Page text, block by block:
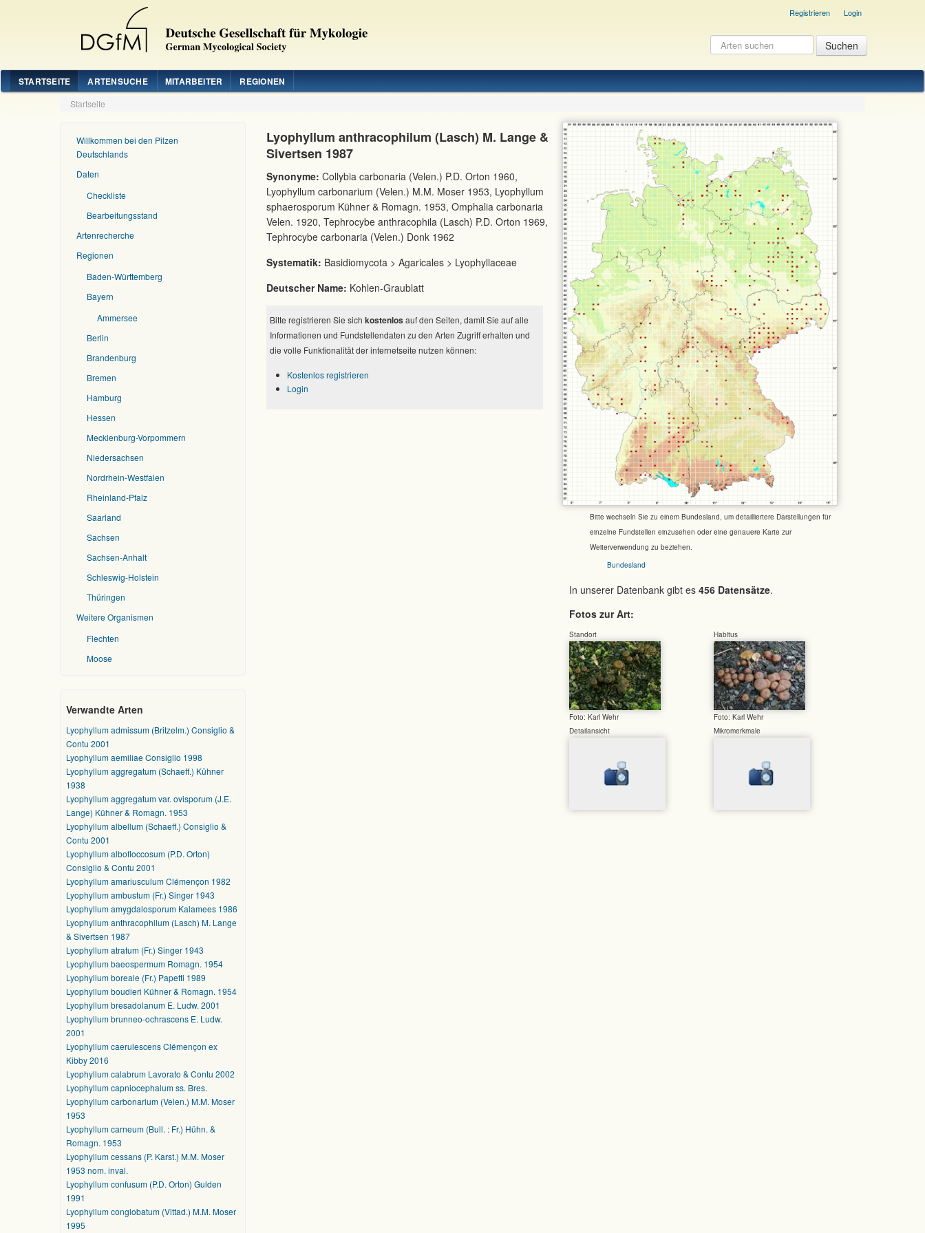
Registrieren Login
STARTSEITE ARTENSUCHE MITARBEITER REGIONEN
Startseite
Willkommen bei den Pilzen
Deutschlands
Daten
Checkliste
Bearbeitungsstand
Artenrecherche
Regionen
Baden-Württemberg
Bayern
Ammersee
Berlin
Brandenburg
Bremen
Hamburg
Hessen
Mecklenburg-Vorpommern
Niedersachsen
Nordrhein-Westfalen
Rheinland-Pfalz
Saarland
Sachsen
Sachsen-Anhalt
Schleswig-Holstein
Thüringen
Weitere Organismen
Flechten
Moose
Verwandte Arten
Lyophyllum admissum (Britzelm.) Consiglio &
Contu 2001
Lyophyllum aemiliae Consiglio 1998
Lyophyllum aggregatum (Schaeff.) Kühner
1938
Lyophyllum aggregatum var. ovisporum (J.E.
Lange) Kühner & Romagn. 1953
Lyophyllum albellum (Schaeff.) Consiglio &
Contu 2001
Lyophyllum albofloccosum (P.D. Orton)
Consiglio & Contu 2001
Lyophyllum amariusculum Clémençon 1982
Lyophyllum ambustum (Fr.) Singer 1943
Lyophyllum amygdalosporum Kalamees 1986
Lyophyllum anthracophilum (Lasch) M. Lange
& Sivertsen 1987
Lyophyllum atratum (Fr.) Singer 1943
Lyophyllum baeospermum Romagn. 1954
Lyophyllum boreale (Fr.) Papetti 1989
Lyophyllum boudieri Kühner & Romagn. 1954
Lyophyllum bresadolanum E. Ludw. 2001
Lyophyllum brunneo-ochrascens E. Ludw.
2001
Lyophyllum caerulescens Clémençon ex
Kibby 2016
Lyophyllum calabrum Lavorato & Contu 2002
Lyophyllum capniocephalum ss. Bres.
Lyophyllum carbonarium (Velen.) M.M. Moser
1953
Lyophyllum carneum (Bull. : Fr.) Hühn. &
Romagn. 1953
Lyophyllum cessans (P. Karst.) M.M. Moser
1953 nom. inval.
Lyophyllum confusum (P.D. Orton) Gulden
1991
Lyophyllum conglobatum (Vittad.) M.M. Moser
1995
Bitte wechseln Sie zu einem Bundesland, um detailliertere Darstellungen für
einzelne Fundstellen einzusehen oder eine genauere Karte zur
Weiterverwendung zu beziehen.
Bundesland
In unserer Datenbank gibt es 456 Datensätze.
Fotos zur Art:
Standort
Foto: Karl Wehr
Habitus
Foto: Karl Wehr
Detailansicht
Mikromerkmale
Lyophyllum anthracophilum (Lasch) M. Lange &
Sivertsen 1987
Synonyme: Collybia carbonaria (Velen.) P.D. Orton 1960,
Lyophyllum carbonarium (Velen.) M.M. Moser 1953, Lyophyllum
sphaerosporum Kühner & Romagn. 1953, Omphalia carbonaria
Velen. 1920, Tephrocybe anthracophila (Lasch) P.D. Orton 1969,
Tephrocybe carbonaria (Velen.) Donk 1962
Systematik: Basidiomycota > Agaricales > Lyophyllaceae
Deutscher Name: Kohlen-Graublatt
Bitte registrieren Sie sich kostenlos auf den Seiten, damit Sie auf alle
Informationen und Fundstellendaten zu den Arten Zugriff erhalten und
die volle Funktionalität der internetseite nutzen können:
Kostenlos registrieren
Login